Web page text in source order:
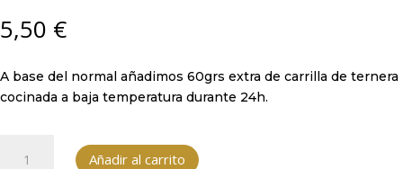
5,50 €
A base del normal añadimos 60grs extra de carrilla de ternera
cocinada a baja temperatura durante 24h.
Añadir al carrito